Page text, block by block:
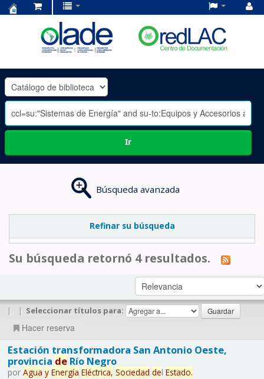
OLADE
-
Ir
Búsqueda avanzada
Refinar su búsqueda
Su búsqueda retornó 4 resultados.
| | Seleccionar títulos para:
Hacer reserva
Estación transformadora San Antonio Oeste,
provincia deRío Negro
por Agua y Energía Eléctrica, Sociedad del Estado.